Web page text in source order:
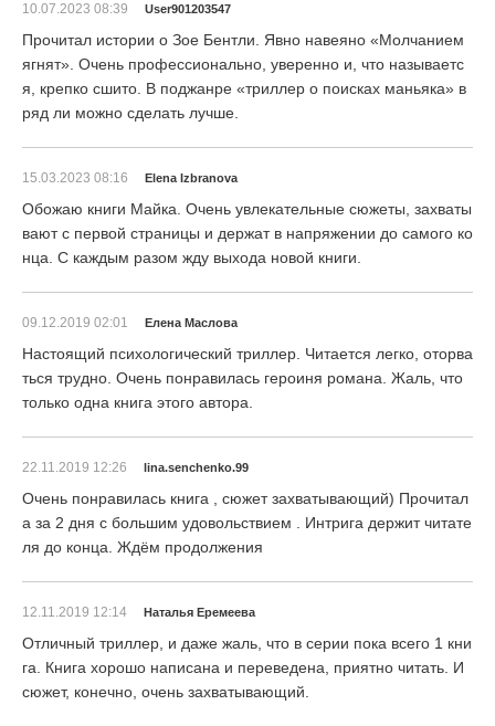
10.07.2023 08:39 User901203547
Прочитал истории о Зое Бентли. Явно навеяно «Молчанием
ягнят». Очень профессионально, уверенно и, что называетс
я, крепко сшито. В поджанре «триллер о поисках маньяка» в
ряд ли можно сделать лучше.
15.03.2023 08:16 Elena Izbranova
Обожаю книги Майка. Очень увлекательные сюжеты, захваты
вают с первой страницы и держат в напряжении до самого ко
нца. С каждым разом жду выхода новой книги.
09.12.2019 02:01 Елена Маслова
Настоящий психологический триллер. Читается легко, оторва
ться трудно. Очень понравилась героиня романа. Жаль, что
только одна книга этого автора.
22.11.2019 12:26 lina.senchenko.99
Очень понравилась книга , сюжет захватывающий) Прочитал
а за 2 дня с большим удовольствием . Интрига держит читате
ля до конца. Ждём продолжения
12.11.2019 12:14 Наталья Еремеева
Отличный триллер, и даже жаль, что в серии пока всего 1 кни
га. Книга хорошо написана и переведена, приятно читать. И
сюжет, конечно, очень захватывающий.